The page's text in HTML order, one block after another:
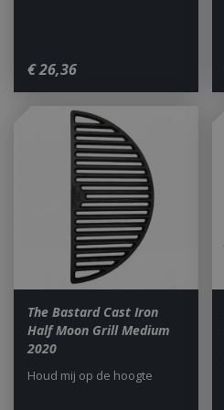
€26,36
The Bastard Cast Iron
Half Moon Grill Medium
2020
Houd mij op de hoogte